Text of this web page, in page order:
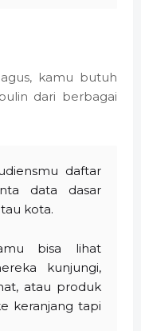
kamu butuh
dari berbagai
daftar
data dasar
kota.
bisa lihat
kunjungi,
atau produk
keranjang tapi